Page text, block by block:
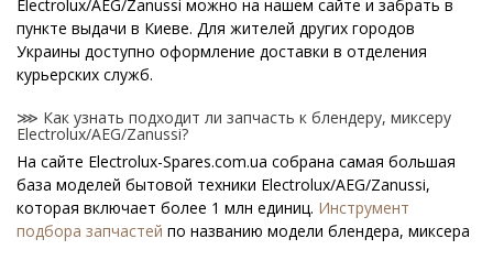
Electrolux/AEG/Zanussi можно на нашем сайте и забрать в
пункте выдачи в Киеве. Для жителей других городов
Украины доступно оформление доставки в отделения
курьерских служб.
⋙ Как узнать подходит ли запчасть к блендеру, миксеру
Electrolux/AEG/Zanussi?
На сайте Electrolux-Spares.com.ua собрана самая большая
база моделей бытовой техники Electrolux/AEG/Zanussi,
которая включает более 1 млн единиц. Инструмент
подбора запчастей по названию модели блендера, миксера